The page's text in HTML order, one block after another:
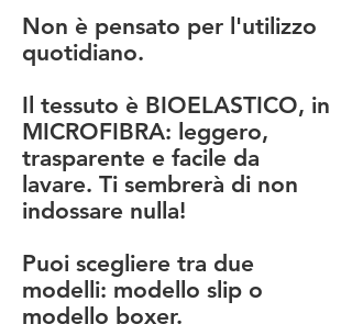
Non è pensato per l'utilizzo
quotidiano.
Il tessuto è BIOELASTICO, in
MICROFIBRA: leggero,
trasparente e facile da
lavare. Ti sembrerà di non
indossare nulla!
Puoi scegliere tra due
modelli: modello slip o
modello boxer.